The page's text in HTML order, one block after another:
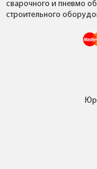
сварочного и пневмо
строительного